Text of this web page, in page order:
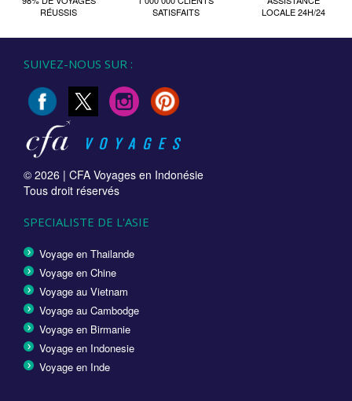
RÉUSSIS
SATISFAITS
LOCALE 24H/24
SUIVEZ-NOUS SUR :
© 2026 | CFA Voyages en Indonésie
Tous droit réservés
SPECIALISTE DE L'ASIE
Voyage en Thailande
Voyage en Chine
Voyage au Vietnam
Voyage au Cambodge
Voyage en Birmanie
Voyage en Indonesie
Voyage en Inde